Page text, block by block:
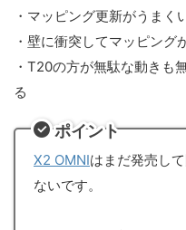
・マッピング更新がうまく
・壁に衝突してマッピング
・T20の方が無駄な動きも
る
ポイント
X2 OMNIはまだ発売し
ないです。